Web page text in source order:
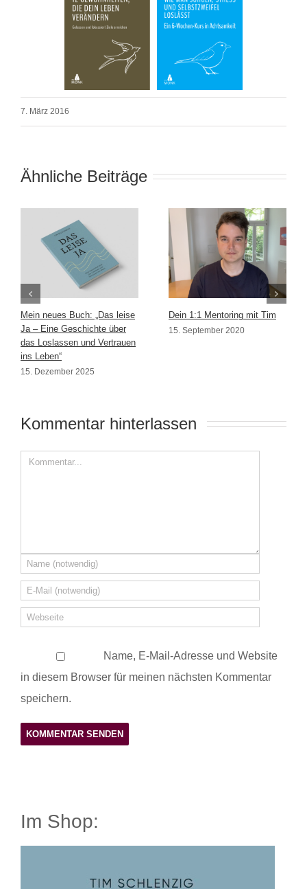
7. März 2016
Ähnliche Beiträge
Mein neues Buch: „Das leise
Ja – Eine Geschichte über
das Loslassen und Vertrauen
ins Leben“
15. Dezember 2025
Dein 1:1 Mentoring mit Tim
15. September 2020
Kommentar hinterlassen
Name, E-Mail-Adresse und Website
in diesem Browser für meinen nächsten Kommentar
speichern.
Im Shop: